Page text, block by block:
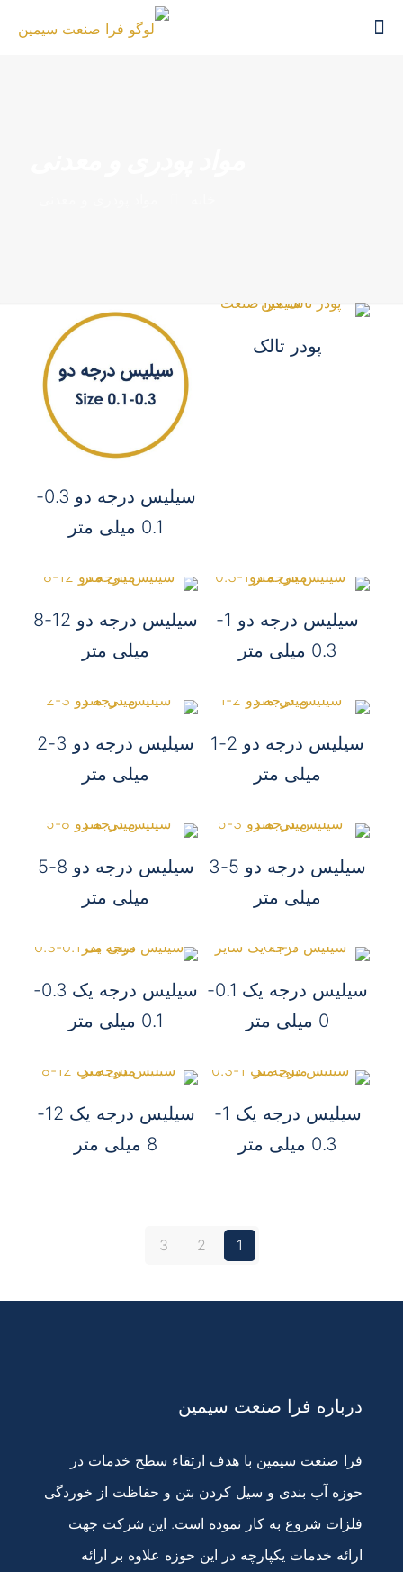
پودر تالک
سیلیس درجه دو 0.3-
0.1 میلی متر
سیلیس درجه دو 1-
0.3 میلی متر
سیلیس درجه دو 12-8
میلی متر
سیلیس درجه دو 2-1
میلی متر
سیلیس درجه دو 3-2
میلی متر
سیلیس درجه دو 5-3
میلی متر
سیلیس درجه دو 8-5
میلی متر
سیلیس درجه یک 0.1-
0 میلی متر
سیلیس درجه یک 0.3-
0.1 میلی متر
سیلیس درجه یک 1-
0.3 میلی متر
سیلیس درجه یک 12-
8 میلی متر
1
2
3
درباره فرا صنعت سیمین
فرا صنعت سیمین با هدف ارتقاء سطح خدمات در
حوزه آب بندی و سیل کردن بتن و حفاظت از خوردگی
فلزات شروع به کار نموده است. این شرکت جهت
ارائه خدمات یکپارچه در این حوزه علاوه بر ارائه